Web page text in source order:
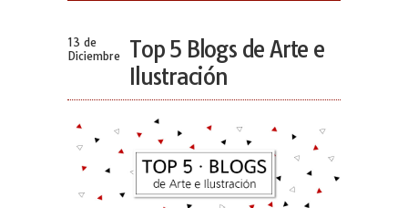
13 de
Diciembre
Top 5 Blogs de Arte e
Ilustración